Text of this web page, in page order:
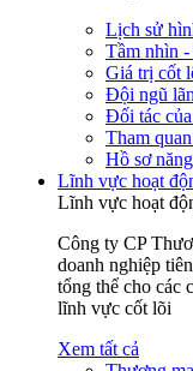
Lịch sử
Tầm nhìn -
Giá trị cốt
Đội ngũ
Đối tác
Tham
Hồ sơ
Lĩnh vực hoạt
Lĩnh vực hoạt
Công ty CP
doanh nghiệp
tổng thể cho các
lĩnh vực cốt lõi
Xem tất cả